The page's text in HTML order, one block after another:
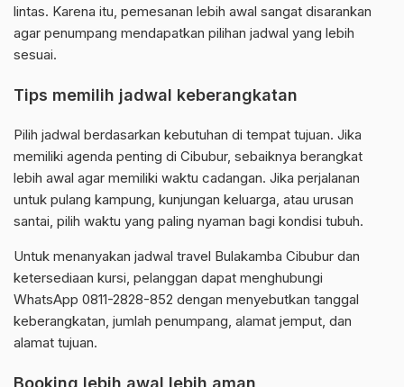
lintas. Karena itu, pemesanan lebih awal sangat disarankan
agar penumpang mendapatkan pilihan jadwal yang lebih
sesuai.
Tips memilih jadwal keberangkatan
Pilih jadwal berdasarkan kebutuhan di tempat tujuan. Jika
memiliki agenda penting di Cibubur, sebaiknya berangkat
lebih awal agar memiliki waktu cadangan. Jika perjalanan
untuk pulang kampung, kunjungan keluarga, atau urusan
santai, pilih waktu yang paling nyaman bagi kondisi tubuh.
Untuk menanyakan jadwal travel Bulakamba Cibubur dan
ketersediaan kursi, pelanggan dapat menghubungi
WhatsApp 0811-2828-852 dengan menyebutkan tanggal
keberangkatan, jumlah penumpang, alamat jemput, dan
alamat tujuan.